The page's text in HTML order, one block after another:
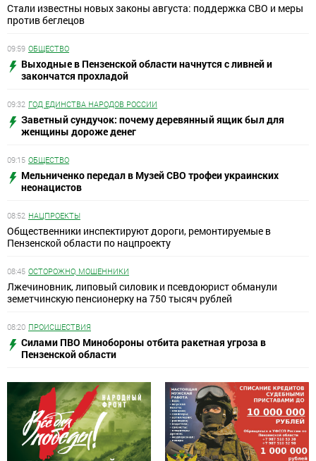
Стали известны новых законы августа: поддержка СВО и меры
против беглецов
09:59 ОБЩЕСТВО
Выходные в Пензенской области начнутся с ливней и
закончатся прохладой
09:32 ГОД ЕДИНСТВА НАРОДОВ РОССИИ
Заветный сундучок: почему деревянный ящик был для
женщины дороже денег
09:15 ОБЩЕСТВО
Мельниченко передал в Музей СВО трофеи украинских
неонацистов
08:52 НАЦПРОЕКТЫ
Общественники инспектируют дороги, ремонтируемые в
Пензенской области по нацпроекту
08:45 ОСТОРОЖНО, МОШЕННИКИ
Лжечиновник, липовый силовик и псевдоюрист обманули
земетчинскую пенсионерку на 750 тысяч рублей
08:20 ПРОИСШЕСТВИЯ
Силами ПВО Минобороны отбита ракетная угроза в
Пензенской области